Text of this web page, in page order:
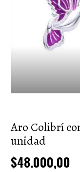
Aro Colibrí
unidad
$48.000,00